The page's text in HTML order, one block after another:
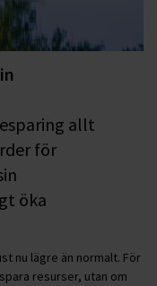
allt
för
öka
nu lägre än normalt. För
resurser, utan om